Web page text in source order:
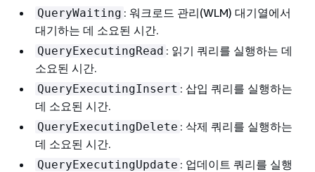
QueryWaiting : 워크로드 관리(WLM) 대기열에서
대기하는 데 소요된 시간.
QueryExecutingRead : 읽기 쿼리를 실행하는 데
소요된 시간.
QueryExecutingInsert : 삽입 쿼리를 실행하는
데 소요된 시간.
QueryExecutingDelete : 삭제 쿼리를 실행하는
데 소요된 시간.
QueryExecutingUpdate : 업데이트 쿼리를 실행